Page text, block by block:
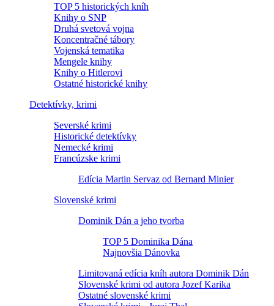
TOP 5 historických kníh
Knihy o SNP
Druhá svetová vojna
Koncentračné tábory
Vojenská tematika
Mengele knihy
Knihy o Hitlerovi
Ostatné historické knihy
Detektívky, krimi
Severské krimi
Historické detektívky
Nemecké krimi
Francúzske krimi
Edícia Martin Servaz od Bernard Minier
Slovenské krimi
Dominik Dán a jeho tvorba
TOP 5 Dominika Dána
Najnovšia Dánovka
Limitovaná edícia kníh autora Dominik Dán
Slovenské krimi od autora Jozef Karika
Ostatné slovenské krimi